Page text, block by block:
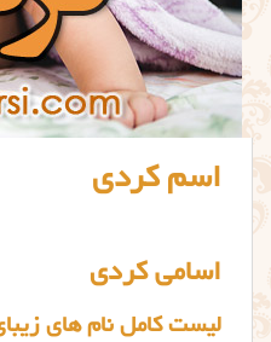
اسم کردی
اسامی کردی
لیست کامل نام های